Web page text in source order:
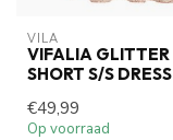
VILA
VIFALIA GLITTER
SHORT S/S DRESS
€49,99
Op voorraad